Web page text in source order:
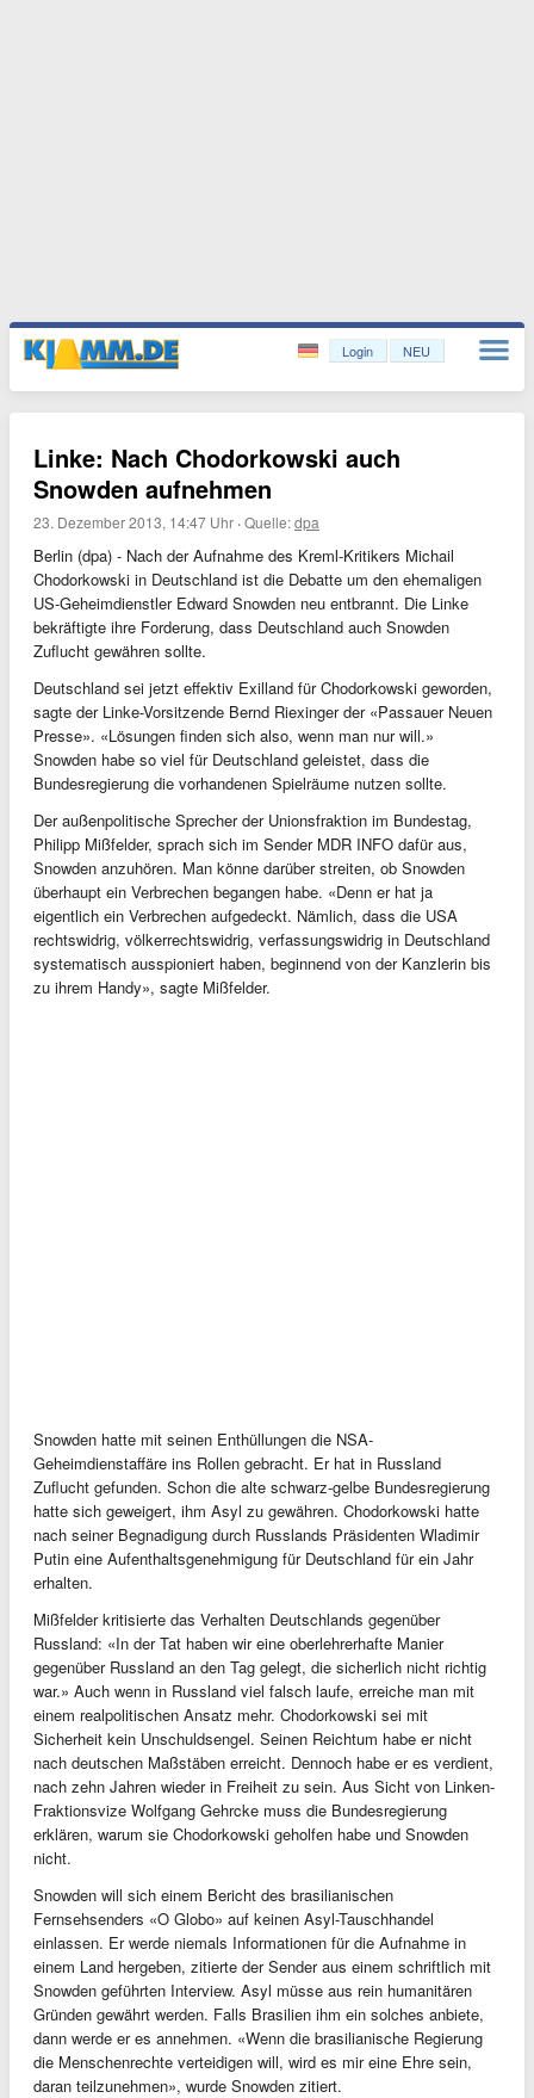
Login NEU
Linke: Nach Chodorkowski auch
Snowden aufnehmen
23. Dezember 2013, 14:47 Uhr ·Quelle:dpa
Berlin (dpa) - Nach der Aufnahme des Kreml-Kritikers Michail
Chodorkowski in Deutschland ist die Debatte um den ehemaligen
US-Geheimdienstler Edward Snowden neu entbrannt. Die Linke
bekräftigte ihre Forderung, dass Deutschland auch Snowden
Zuflucht gewähren sollte.
Deutschland sei jetzt effektiv Exilland für Chodorkowski geworden,
sagte der Linke-Vorsitzende Bernd Riexinger der «Passauer Neuen
Presse». «Lösungen finden sich also, wenn man nur will.»
Snowden habe so viel für Deutschland geleistet, dass die
Bundesregierung die vorhandenen Spielräume nutzen sollte.
Der außenpolitische Sprecher der Unionsfraktion im Bundestag,
Philipp Mißfelder, sprach sich im Sender MDR INFO dafür aus,
Snowden anzuhören. Man könne darüber streiten, ob Snowden
überhaupt ein Verbrechen begangen habe. «Denn er hat ja
eigentlich ein Verbrechen aufgedeckt. Nämlich, dass die USA
rechtswidrig, völkerrechtswidrig, verfassungswidrig in Deutschland
systematisch ausspioniert haben, beginnend von der Kanzlerin bis
zu ihrem Handy», sagte Mißfelder.
Snowden hatte mit seinen Enthüllungen die NSA-
Geheimdienstaffäre ins Rollen gebracht. Er hat in Russland
Zuflucht gefunden. Schon die alte schwarz-gelbe Bundesregierung
hatte sich geweigert, ihm Asyl zu gewähren. Chodorkowski hatte
nach seiner Begnadigung durch Russlands Präsidenten Wladimir
Putin eine Aufenthaltsgenehmigung für Deutschland für ein Jahr
erhalten.
Mißfelder kritisierte das Verhalten Deutschlands gegenüber
Russland: «In der Tat haben wir eine oberlehrerhafte Manier
gegenüber Russland an den Tag gelegt, die sicherlich nicht richtig
war.» Auch wenn in Russland viel falsch laufe, erreiche man mit
einem realpolitischen Ansatz mehr. Chodorkowski sei mit
Sicherheit kein Unschuldsengel. Seinen Reichtum habe er nicht
nach deutschen Maßstäben erreicht. Dennoch habe er es verdient,
nach zehn Jahren wieder in Freiheit zu sein. Aus Sicht von Linken-
Fraktionsvize Wolfgang Gehrcke muss die Bundesregierung
erklären, warum sie Chodorkowski geholfen habe und Snowden
nicht.
Snowden will sich einem Bericht des brasilianischen
Fernsehsenders «O Globo» auf keinen Asyl-Tauschhandel
einlassen. Er werde niemals Informationen für die Aufnahme in
einem Land hergeben, zitierte der Sender aus einem schriftlich mit
Snowden geführten Interview. Asyl müsse aus rein humanitären
Gründen gewährt werden. Falls Brasilien ihm ein solches anbiete,
dann werde er es annehmen. «Wenn die brasilianische Regierung
die Menschenrechte verteidigen will, wird es mir eine Ehre sein,
daran teilzunehmen», wurde Snowden zitiert.